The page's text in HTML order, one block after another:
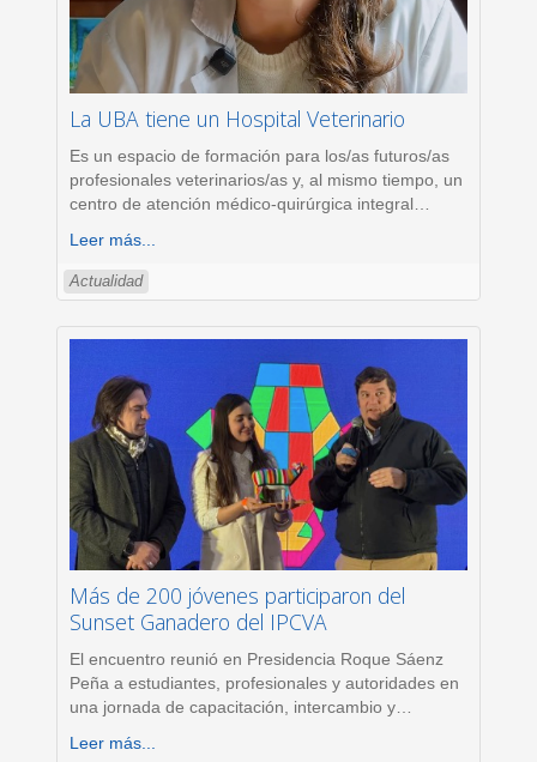
La UBA tiene un Hospital Veterinario
Es un espacio de formación para los/as futuros/as
profesionales veterinarios/as y, al mismo tiempo, un
centro de atención médico-quirúrgica integral…
Leer más...
Actualidad
Más de 200 jóvenes participaron del
Sunset Ganadero del IPCVA
El encuentro reunió en Presidencia Roque Sáenz
Peña a estudiantes, profesionales y autoridades en
una jornada de capacitación, intercambio y…
Leer más...